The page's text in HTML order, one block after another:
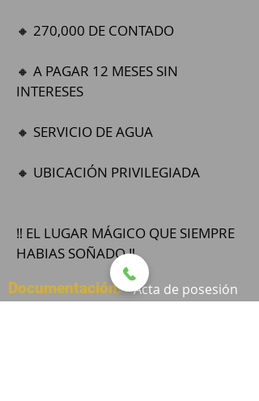
🔸 270,000 DE CONTADO
🔸 A PAGAR 12 MESES SIN
INTERESES
🔸 SERVICIO DE AGUA
🔸 UBICACIÓN PRIVILEGIADA
‼️ EL LUGAR MÁGICO QUE SIEMPRE
HABIAS SOÑADO ‼️
Documentación: Acta de posesión